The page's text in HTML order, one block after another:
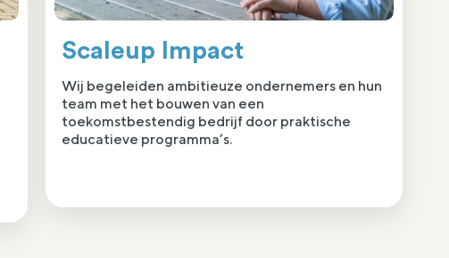
Scaleup Impact
Wij begeleiden ambitieuze ondernemers en hun
team met het bouwen van een
toekomstbestendig bedrijf door praktische
educatieve programma’s.